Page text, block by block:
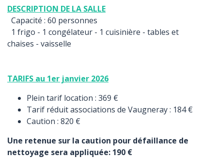
DESCRIPTION DE LA SALLE
Capacité : 60 personnes
1 frigo - 1 congélateur - 1 cuisinière - tables et
chaises - vaisselle
TARIFS au 1er janvier 2026
Plein tarif location : 369 €
Tarif réduit associations de Vaugneray : 184 €
Caution : 820 €
Une retenue sur la caution pour défaillance de
nettoyage sera appliquée: 190 €